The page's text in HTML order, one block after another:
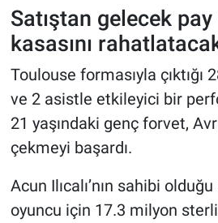
Satıştan gelecek
kasasını
Toulouse formasıyla çıktığı
ve 2 asistle etkileyici bir
21 yaşındaki genç forvet,
çekmeyi başardı.
Acun Ilıcalı’nın sahibi
oyuncu için 17.3 milyon